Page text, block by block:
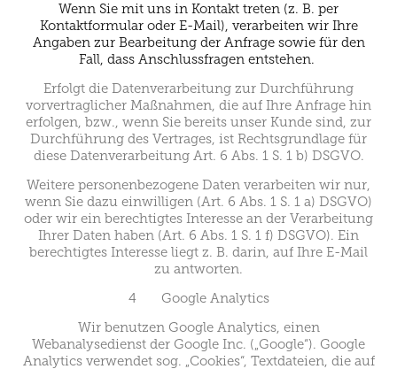
Wenn Sie mit uns in Kontakt treten (z. B. per
Kontaktformular oder E-Mail), verarbeiten wir Ihre
Angaben zur Bearbeitung der Anfrage sowie für den
Fall, dass Anschlussfragen entstehen.
Erfolgt die Datenverarbeitung zur Durchführung
vorvertraglicher Maßnahmen, die auf Ihre Anfrage hin
erfolgen, bzw., wenn Sie bereits unser Kunde sind, zur
Durchführung des Vertrages, ist Rechtsgrundlage für
diese Datenverarbeitung Art. 6 Abs. 1 S. 1 b) DSGVO.
Weitere personenbezogene Daten verarbeiten wir nur,
wenn Sie dazu einwilligen (Art. 6 Abs. 1 S. 1 a) DSGVO)
oder wir ein berechtigtes Interesse an der Verarbeitung
Ihrer Daten haben (Art. 6 Abs. 1 S. 1 f) DSGVO). Ein
berechtigtes Interesse liegt z. B. darin, auf Ihre E-Mail
zu antworten.
4 Google Analytics
Wir benutzen Google Analytics, einen
Webanalysedienst der Google Inc. („Google“). Google
Analytics verwendet sog. „Cookies“, Textdateien, die auf